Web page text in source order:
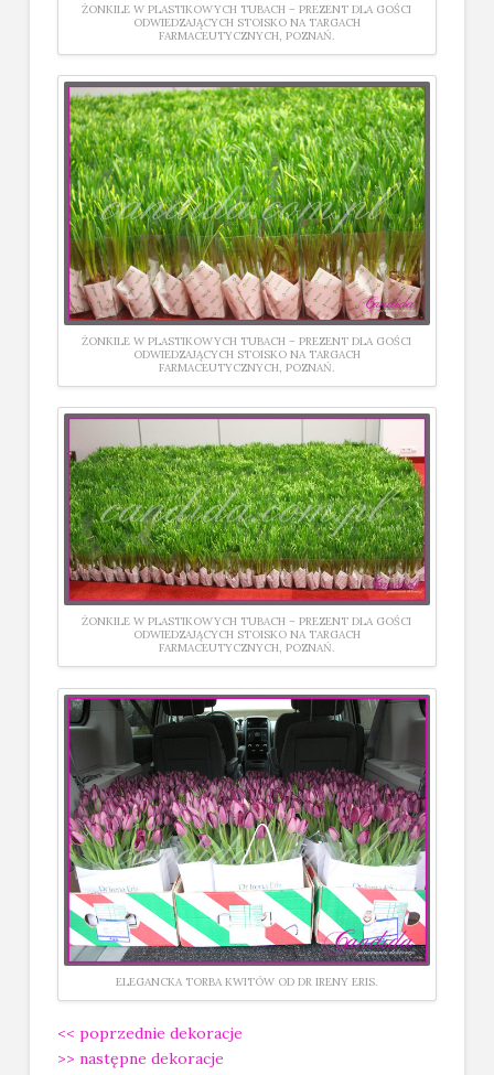
ŻONKILE W PLASTIKOWYCH TUBACH – PREZENT DLA GOŚCI
ODWIEDZAJĄCYCH STOISKO NA TARGACH
FARMACEUTYCZNYCH, POZNAŃ.
ŻONKILE W PLASTIKOWYCH TUBACH – PREZENT DLA GOŚCI
ODWIEDZAJĄCYCH STOISKO NA TARGACH
FARMACEUTYCZNYCH, POZNAŃ.
ŻONKILE W PLASTIKOWYCH TUBACH – PREZENT DLA GOŚCI
ODWIEDZAJĄCYCH STOISKO NA TARGACH
FARMACEUTYCZNYCH, POZNAŃ.
ELEGANCKA TORBA KWITÓW OD DR IRENY ERIS.
<< poprzednie dekoracje
>> następne dekoracje